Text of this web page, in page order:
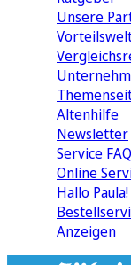
Unsere
Altenhilfe
Newsletter
Service FAQ
Online
Hallo Paula!
Anzeigen